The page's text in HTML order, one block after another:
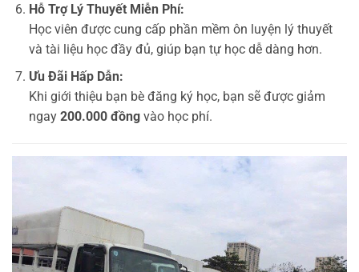
Hỗ Trợ Lý Thuyết Miễn Phí:
Học viên được cung cấp phần mềm ôn luyện lý thuyết
và tài liệu học đầy đủ, giúp bạn tự học dễ dàng hơn.
Ưu Đãi Hấp Dẫn:
Khi giới thiệu bạn bè đăng ký học, bạn sẽ được giảm
ngay 200.000 đồngvào học phí.